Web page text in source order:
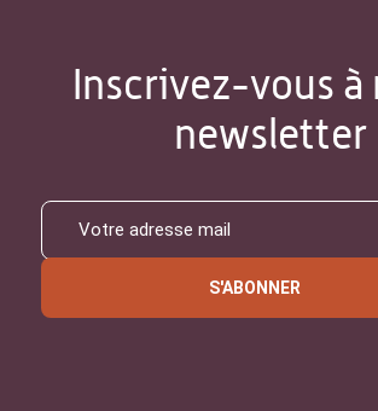
Inscrivez-vous à
newsletter
S'ABONNER